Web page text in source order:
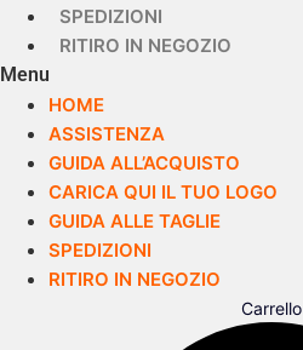
SPEDIZIONI
RITIRO IN NEGOZIO
Menu
HOME
ASSISTENZA
GUIDA ALL’ACQUISTO
CARICA QUI IL TUO LOGO
GUIDA ALLE TAGLIE
SPEDIZIONI
RITIRO IN NEGOZIO
Carrello